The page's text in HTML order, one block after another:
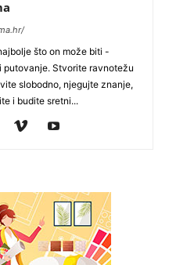
što on može biti -
Stvorite ravnotežu
slobodno, njegujte znanje,
i budite sretni...